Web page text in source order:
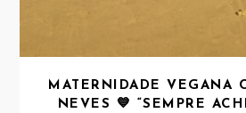
MATERNIDADE VEGANA
NEVES 💙 “SEMPRE